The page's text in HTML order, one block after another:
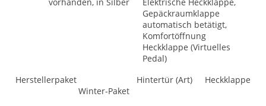
Gepäckraumklappe
automatisch betätigt,
Komfortöffnung
Heckklappe (Virtuelles
Pedal)
Herstellerpaket
Winter-Paket
Hintertür (Art) Heckklappe